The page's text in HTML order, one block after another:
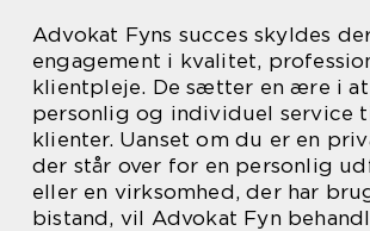
Advokat Fyns succes skyldes
engagement i kvalitet,
klientpleje. De sætter en ære i at
personlig og individuel service
klienter. Uanset om du er en
der står over for en personlig
eller en virksomhed, der har
bistand, vil Advokat Fyn